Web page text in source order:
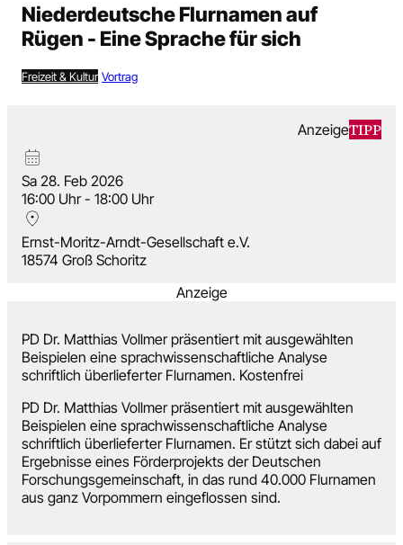
Events
Suchen
Niederdeutsche Flurnamen auf
Rügen - Eine Sprache für sich
Freizeit & Kultur Vortrag
AnzeigeTIPP
Sa 28. Feb 2026
16:00 Uhr - 18:00 Uhr
Ernst-Moritz-Arndt-Gesellschaft e.V.
18574 Groß Schoritz
Anzeige
PD Dr. Matthias Vollmer präsentiert mit ausgewählten
Beispielen eine sprachwissenschaftliche Analyse
schriftlich überlieferter Flurnamen. Kostenfrei
PD Dr. Matthias Vollmer präsentiert mit ausgewählten
Beispielen eine sprachwissenschaftliche Analyse
schriftlich überlieferter Flurnamen. Er stützt sich dabei auf
Ergebnisse eines Förderprojekts der Deutschen
Forschungsgemeinschaft, in das rund 40.000 Flurnamen
aus ganz Vorpommern eingeflossen sind.